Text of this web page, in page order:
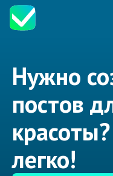
Нужно
постов
легко!